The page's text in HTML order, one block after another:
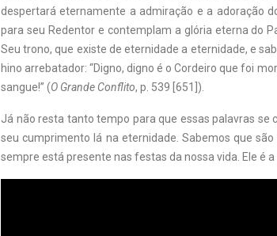
despertará eternamente a admiração e a adoração
para seu Redentor e contemplam a glória eterna do
Seu trono, que existe de eternidade a eternidade, e
hino arrebatador: “Digno, digno é o Cordeiro que foi
sangue!” (O Grande Conflito, p. 539 [651]).
Já não resta tanto tempo para que essas palavras se
seu cumprimento lá na eternidade. Sabemos que
sempre está presente nas festas da nossa vida. Ele é